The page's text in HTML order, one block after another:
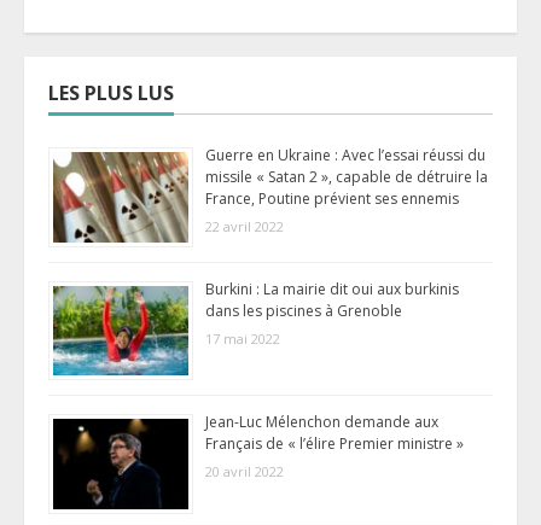
LES PLUS LUS
Guerre en Ukraine : Avec l’essai réussi du
missile « Satan 2 », capable de détruire la
France, Poutine prévient ses ennemis
22 avril 2022
Burkini : La mairie dit oui aux burkinis
dans les piscines à Grenoble
17 mai 2022
Jean-Luc Mélenchon demande aux
Français de « l’élire Premier ministre »
20 avril 2022